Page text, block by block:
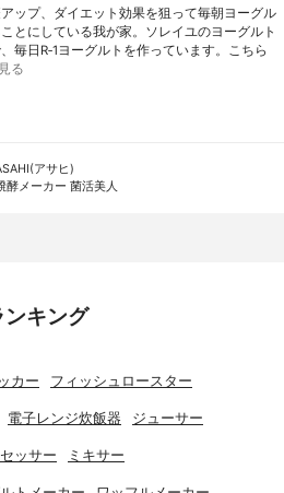
ップ、ダイエット効果を狙って毎朝ヨーグル
ことにしている我が家。ソレイユのヨーグルト
毎日R‐1ヨーグルトを作っています。こちら
る
アサヒ)
酵メーカー 菌活美人
キング
カー フィッシュロースター
電子レンジ炊飯器 ジューサー
ッサー ミキサー